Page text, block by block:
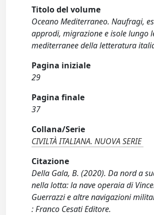
Titolo del volume
Oceano Mediterraneo. Naufragi,
approdi, migrazione e isole lungo
mediterranee della letteratura
Pagina iniziale
29
Pagina finale
37
Collana/Serie
CIVILTÀ ITALIANA. NUOVA SERIE
Citazione
Della Gala, B. (2020). Da nord a
nella lotta: la nave operaia di
Guerrazzi e altre navigazioni
: Franco Cesati Editore.